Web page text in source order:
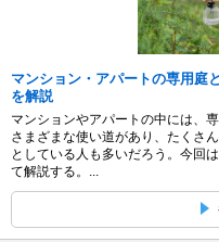
マンション・アパートの専用庭
を解説
マンションやアパートの中には、
さまざまな使い道があり、たくさ
としている人も多いだろう。今回
て解説する。...